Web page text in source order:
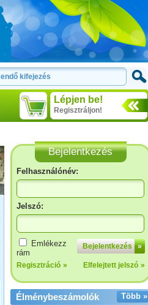
Lépjen be!
Regisztráljon!
Bejelentkezés
Felhasználónév:
Jelszó:
Bejelentkezés »
Emlékezz
rám
Regisztráció » Elfelejtett jelszó »
Több »
Élménybeszámolók
Marokkóban jártunk